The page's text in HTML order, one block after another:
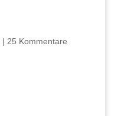
| 25 Kommentare